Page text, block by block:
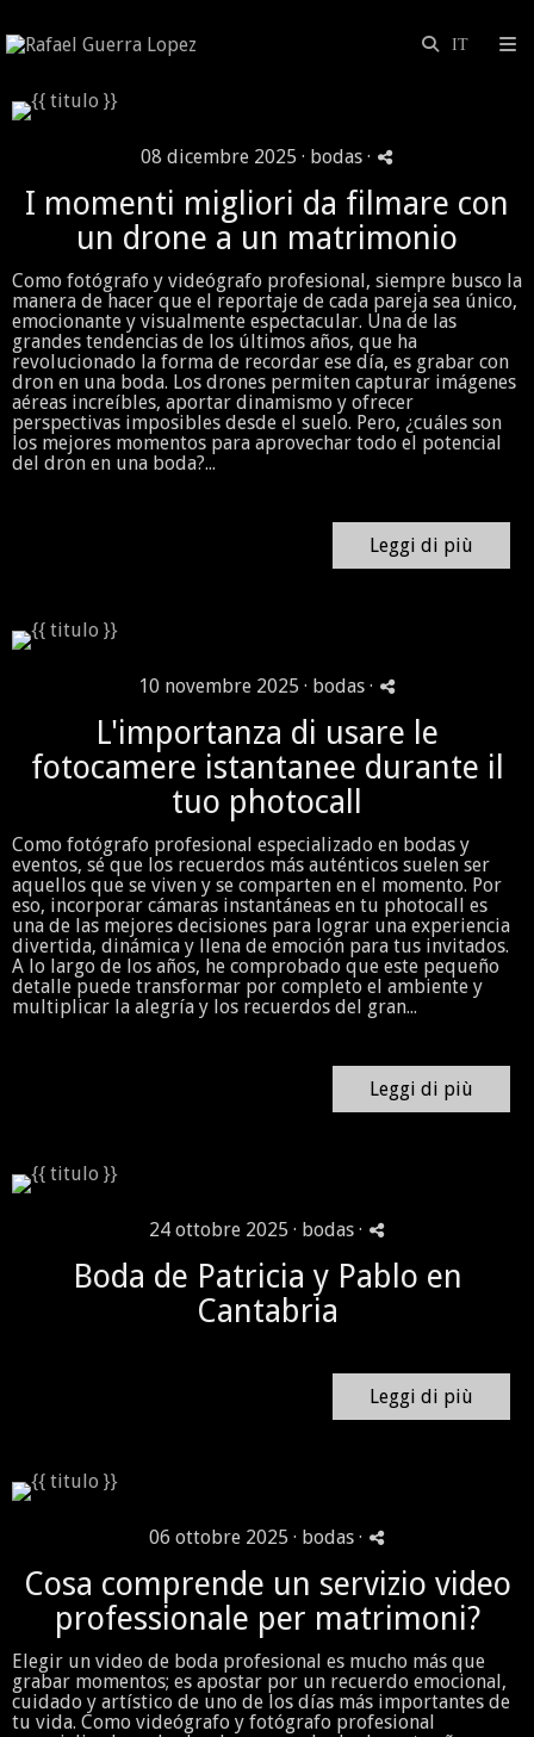
08 dicembre 2025 · bodas·
I momenti migliori da filmare con
un drone a un matrimonio
Como fotógrafo y videógrafo profesional, siempre busco la
manera de hacer que el reportaje de cada pareja sea único,
emocionante y visualmente espectacular. Una de las
grandes tendencias de los últimos años, que ha
revolucionado la forma de recordar ese día, es grabar con
dron en una boda. Los drones permiten capturar imágenes
aéreas increíbles, aportar dinamismo y ofrecer
perspectivas imposibles desde el suelo. Pero, ¿cuáles son
los mejores momentos para aprovechar todo el potencial
del dron en una boda?...
Leggi di più
10 novembre 2025 · bodas·
L'importanza di usare le
fotocamere istantanee durante il
tuo photocall
Como fotógrafo profesional especializado en bodas y
eventos, sé que los recuerdos más auténticos suelen ser
aquellos que se viven y se comparten en el momento. Por
eso, incorporar cámaras instantáneas en tu photocall es
una de las mejores decisiones para lograr una experiencia
divertida, dinámica y llena de emoción para tus invitados.
A lo largo de los años, he comprobado que este pequeño
detalle puede transformar por completo el ambiente y
multiplicar la alegría y los recuerdos del gran...
Leggi di più
24 ottobre 2025 · bodas·
Boda de Patricia y Pablo en
Cantabria
Leggi di più
06 ottobre 2025 · bodas·
Cosa comprende un servizio video
professionale per matrimoni?
Elegir un video de boda profesional es mucho más que
grabar momentos; es apostar por un recuerdo emocional,
cuidado y artístico de uno de los días más importantes de
tu vida. Como videógrafo y fotógrafo profesional